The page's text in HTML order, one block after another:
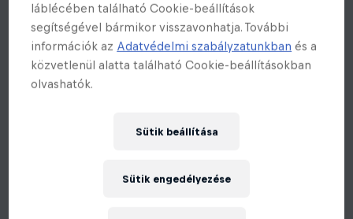
láblécében található Cookie-beállítások
segítségével bármikor visszavonhatja. További
információk az Adatvédelmi szabályzatunkban és a
közvetlenül alatta található Cookie-beállításokban
olvashatók.
Sütik beállítása
Sütik engedélyezése